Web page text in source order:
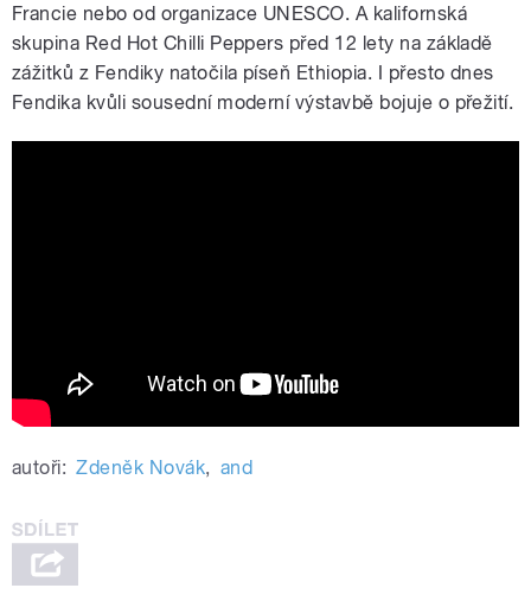
Francie nebo od organizace UNESCO. A kalifornská
skupina Red Hot Chilli Peppers před 12 lety na základě
zážitků z Fendiky natočila píseň Ethiopia. I přesto dnes
Fendika kvůli sousední moderní výstavbě bojuje o přežití.
autoři: Zdeněk Novák, and